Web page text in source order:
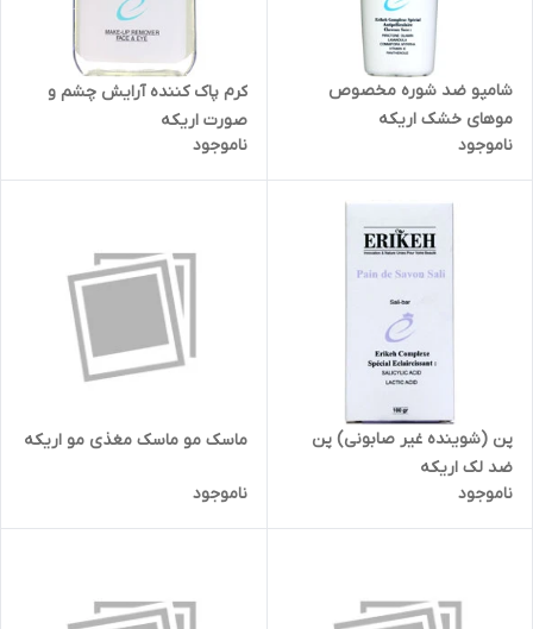
شامپو ضد شوره مخصوص
موهای خشک اریکه
ناموجود
کرم پاک کننده آرایش چشم و
صورت اریکه
ناموجود
پن (شوینده غیر صابونی) پن
ضد لک اریکه
ناموجود
ماسک مو ماسک مغذی مو اریکه
ناموجود